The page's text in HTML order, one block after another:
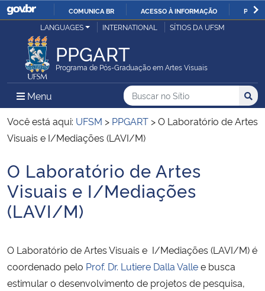
IR
COMUNICA BR ACESSO À INFORMAÇÃO
Ministério da Justiça e Segurança Pública
Ministério da Defesa
Ministério das Relações Exteriores
Ministério da Infraestrutura
Ministério da Agricultura, Pecuária e Abastecimento
Ministério da Cidadania
LANGUAGES INTERNATIONAL SÍTIOS DA UFSM
PPGART
Programa de Pós-Graduação em Artes Visuais
Menu Menu Principal do Sítio
Busca
Buscar no no Sítio
Busca:
Você está aqui: UFSM > PPGART >O Laboratório de Artes
Visuais e I/Mediações (LAVI/M)
Início do conteúdo
O Laboratório de Artes
Visuais e I/Mediações
(LAVI/M)
O Laboratório de Artes Visuais e I/Mediações (LAVI/M) é
coordenado pelo Prof. Dr. Lutiere Dalla Vallee busca
estimular o desenvolvimento de projetos de pesquisa,